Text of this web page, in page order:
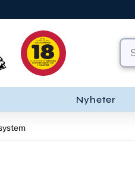
Nyheter